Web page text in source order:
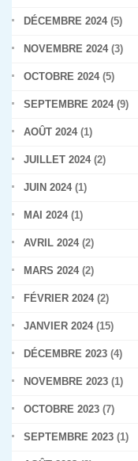
DÉCEMBRE 2024(5)
NOVEMBRE 2024(3)
OCTOBRE 2024(5)
SEPTEMBRE 2024(9)
AOÛT 2024(1)
JUILLET 2024(2)
JUIN 2024(1)
MAI 2024(1)
AVRIL 2024(2)
MARS 2024(2)
FÉVRIER 2024(2)
JANVIER 2024(15)
DÉCEMBRE 2023 (4)
NOVEMBRE 2023 (1)
OCTOBRE 2023 (7)
SEPTEMBRE 2023 (1)